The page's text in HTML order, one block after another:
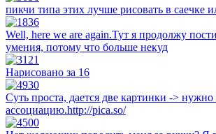
пикчи типа этих лучше рисовать в саечке
Well, here we are again.Тут я продолжу
умения, потому что больше некуд
Нарисовано за 16
Суть проста, дается две картинки -> нужно
ассоциацию.http://pica.so/